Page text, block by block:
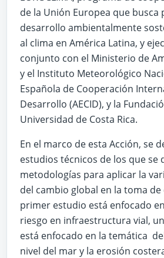
de la Unión Europea que busca
desarrollo ambientalmente
al clima en América Latina, y
conjunto con el Ministerio de
y el Instituto Meteorológico
Española de Cooperación
Desarrollo (AECID), y la
Universidad de Costa Rica.
En el marco de esta Acción, se
estudios técnicos de los que se
metodologías para aplicar la
del cambio global en la toma de
primer estudio está enfocado
riesgo en infraestructura vial,
está enfocado en la temática
nivel del mar y la erosión